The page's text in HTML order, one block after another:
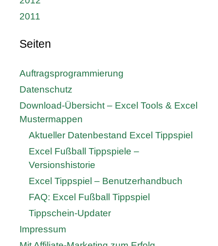
2011
Seiten
Auftragsprogrammierung
Datenschutz
Download-Übersicht – Excel Tools & Excel
Mustermappen
Aktueller Datenbestand Excel Tippspiel
Excel Fußball Tippspiele –
Versionshistorie
Excel Tippspiel – Benutzerhandbuch
FAQ: Excel Fußball Tippspiel
Tippschein-Updater
Impressum